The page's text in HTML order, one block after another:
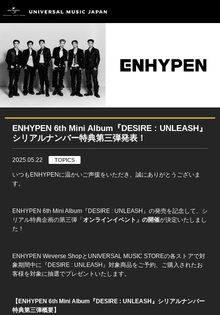
ENHYPEN 6th Mini Album『DESIRE : UNLEASH』
シリアルナンバー特典第三弾発表！
2025.05.22 TOPICS
いつもENHYPENに温かいご声援をいただき、誠にありがとうございま
す。
ENHYPEN 6th Mini Album『DESIRE : UNLEASH』の発売を記念して、シ
リアル特典企画の第三弾「オンラインイベント」の開催が決定いたしまし
た！
ENHYPEN Weverse ShopとUNIVERSAL MUSIC STOREの各ストアで対
象期間中に『DESIRE : UNLEASH』対象商品をご予約、ご購入されたお
客様を対象に抽選でプレゼントいたします。
【ENHYPEN 6th Mini Album『DESIRE : UNLEASH』シリアルナンバー
特典第三弾概要】